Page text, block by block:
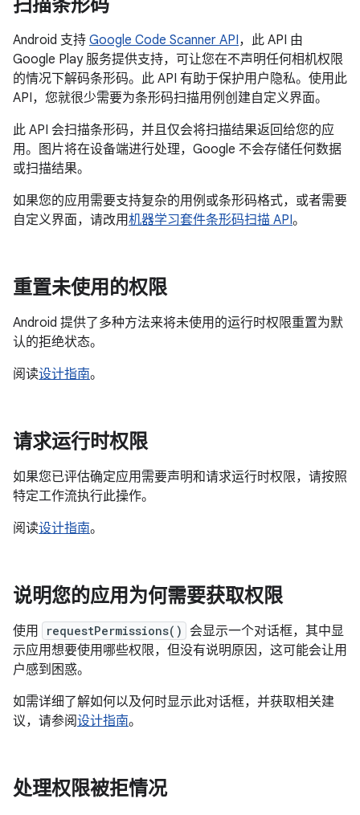
扫描条形码
Android 支持 Google Code Scanner API，此 API 由
Google Play 服务提供支持，可让您在不声明任何相机权限
的情况下解码条形码。此 API 有助于保护用户隐私。使用此
API，您就很少需要为条形码扫描用例创建自定义界面。
此 API 会扫描条形码，并且仅会将扫描结果返回给您的应
用。图片将在设备端进行处理，Google 不会存储任何数据
或扫描结果。
如果您的应用需要支持复杂的用例或条形码格式，或者需要
自定义界面，请改用机器学习套件条形码扫描 API。
重置未使用的权限
Android 提供了多种方法来将未使用的运行时权限重置为默
认的拒绝状态。
阅读设计指南。
请求运行时权限
如果您已评估确定应用需要声明和请求运行时权限，请按照
特定工作流执行此操作。
阅读设计指南。
说明您的应用为何需要获取权限
使用 requestPermissions()
会显示一个对话框，其中显
示应用想要使用哪些权限，但没有说明原因，这可能会让用
户感到困惑。
如需详细了解如何以及何时显示此对话框，并获取相关建
议，请参阅设计指南。
处理权限被拒情况